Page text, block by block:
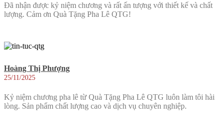
Đã nhận được kỷ niệm chương và rất ấn tượng với thiết kế và chất
lượng. Cảm ơn Quà Tặng Pha Lê QTG!
Hoàng Thị Phượng
25/11/2025
Kỷ niệm chương pha lê từ Quà Tặng Pha Lê QTG luôn làm tôi hài
lòng. Sản phẩm chất lượng cao và dịch vụ chuyên nghiệp.